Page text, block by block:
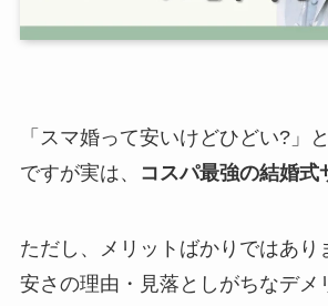
「スマ婚って安いけどひどい?」
ですが実は、
コスパ最強の結婚式
ただし、メリットばかりではあり
安さの理由・見落としがちなデメ